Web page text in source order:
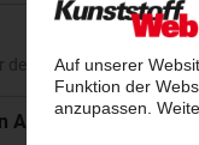
den Inkjet-Codierer
Autoinnenraum